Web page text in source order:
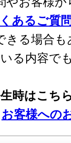
あるご質
きる場合
る内容で
時はこち
お客様への